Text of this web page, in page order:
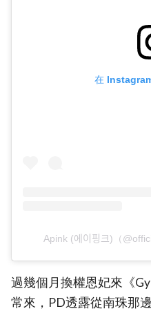
在
Apink (에이핑크)（
過幾個月換權恩妃來《
常來，PD透露從南珠那